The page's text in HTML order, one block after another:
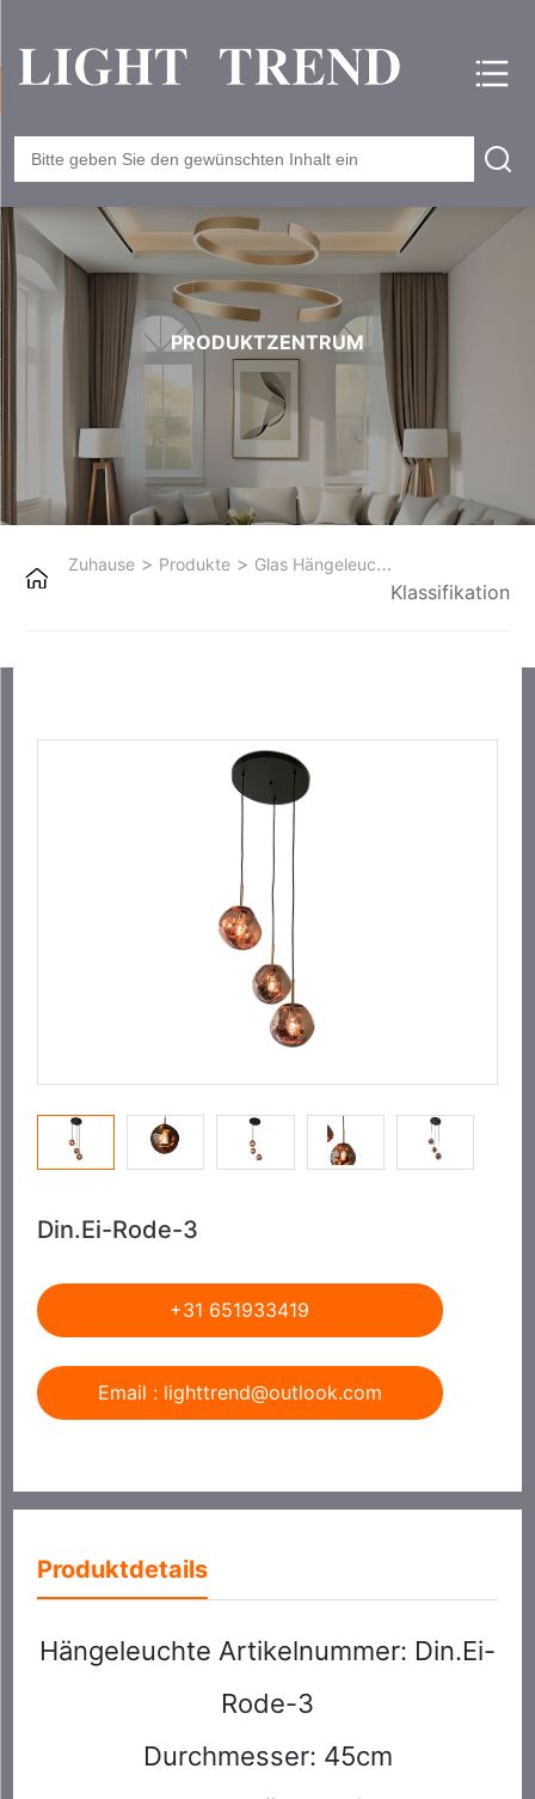
PRODUKTZENTRUM
Zuhause > Produkte > Glas Hängeleuchten
Klassifikation
Din.Ei-Rode-3
+31 651933419
Email : lighttrend@outlook.com
Produktdetails
Hängeleuchte Artikelnummer: Din.Ei-
Rode-3
Durchmesser: 45cm